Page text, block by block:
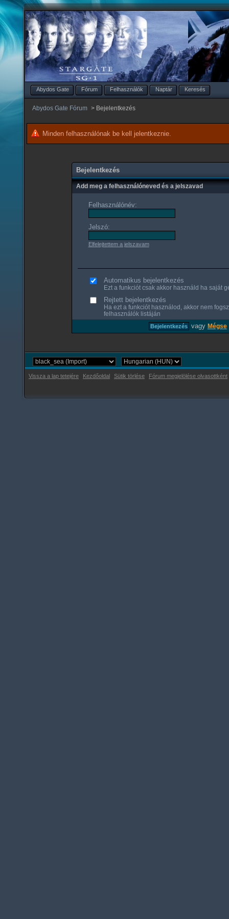
Abydos Gate Fórum Felhasználók Naptár Keresés
Abydos Gate Fórum > Bejelentkezés
Minden felhasználónak be kell jelentkeznie.
Bejelentkezés
Add meg a felhasználóneved és a jelszavad
Felhasználónév:
Jelszó:
Elfelejtettem a jelszavam
Automatikus bejelentkezés
Ezt a funkciót csak akkor használd ha saját
Rejtett bejelentkezés
Ha ezt a funkciót használod, akkor nem
felhasználók listáján
vagy Mégse
Vissza a lap tetejére Kezdőoldal Sütik törlése Fórum megjelölése olvasottként